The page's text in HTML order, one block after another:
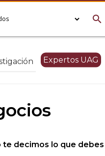
search
Expertos UAG
decimos lo que debes